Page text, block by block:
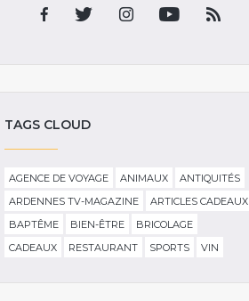
TAGS CLOUD
AGENCE DE VOYAGE ANIMAUX
ANTIQUITÉS
ARDENNES TV-MAGAZINE
ARTICLES CADEAUX
BAPTÊME
BIEN-ÊTRE
BRICOLAGE
CADEAUX
RESTAURANT SPORTS VIN